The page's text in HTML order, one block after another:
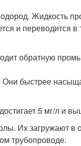
Жидкость
и переводится
обратную
быстрее
5 мг/л и
Их загружают в
трубопроводе.